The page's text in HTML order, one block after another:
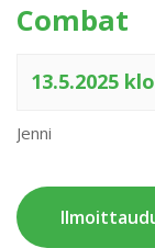
Combat
13.5.2025
Jenni